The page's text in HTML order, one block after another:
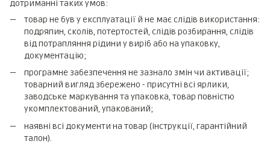
дотриманні таких умов:
товар не був у експлуатації й не має слідів використання:
подряпин, сколів, потертостей, слідів розбирання, слідів
від потрапляння рідини у виріб або на упаковку,
документацію;
програмне забезпечення не зазнало змін чи активації;
товарний вигляд збережено - присутні всі ярлики,
заводське маркування та упаковка, товар повністю
укомплектований, упакований;
наявні всі документи на товар (інструкції, гарантійний
талон).